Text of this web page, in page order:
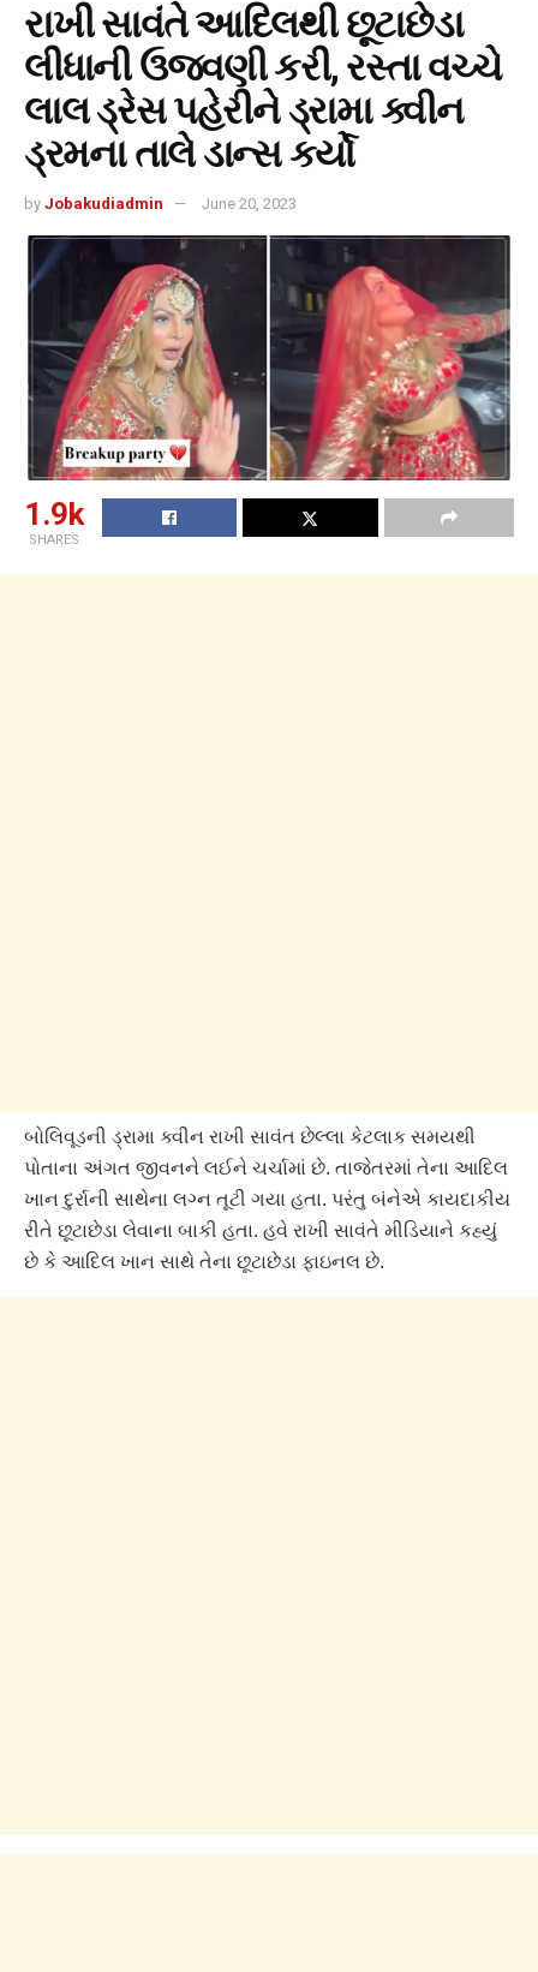
રાખી સાવંતે આદિલથી છૂટાછેડા
લીધાની ઉજવણી કરી, રસ્તા વચ્ચે
લાલ ડ્રેસ પહેરીને ડ્રામા ક્વીન
ડ્રમના તાલે ડાન્સ કર્યો
by Jobakudiadmin June 20, 2023
1.9k
SHARES
બોલિવૂડની ડ્રામા ક્વીન રાખી સાવંત છેલ્લા કેટલાક સમયથી
પોતાના અંગત જીવનને લઈને ચર્ચામાં છે. તાજેતરમાં તેના આદિલ
ખાન દુર્રાની સાથેના લગ્ન તૂટી ગયા હતા. પરંતુ બંનેએ કાયદાકીય
રીતે છૂટાછેડા લેવાના બાકી હતા. હવે રાખી સાવંતે મીડિયાને કહ્યું
છે કે આદિલ ખાન સાથે તેના છૂટાછેડા ફાઇનલ છે.